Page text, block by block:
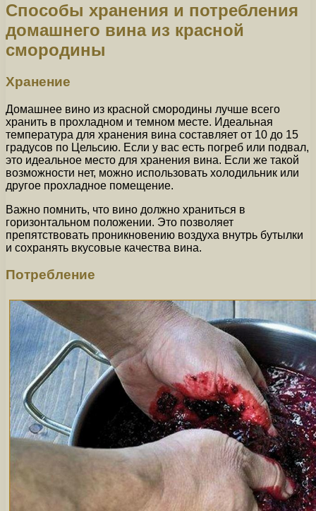
Способы хранения и потребления
домашнего вина из красной
смородины
Хранение
Домашнее вино из красной смородины лучше всего
хранить в прохладном и темном месте. Идеальная
температура для хранения вина составляет от 10 до 15
градусов по Цельсию. Если у вас есть погреб или подвал,
это идеальное место для хранения вина. Если же такой
возможности нет, можно использовать холодильник или
другое прохладное помещение.
Важно помнить, что вино должно храниться в
горизонтальном положении. Это позволяет
препятствовать проникновению воздуха внутрь бутылки
и сохранять вкусовые качества вина.
Потребление